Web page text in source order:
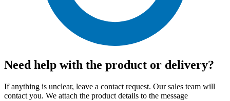
Need help with the product or delivery?
If anything is unclear, leave a contact request. Our sales team will
contact you. We attach the product details to the message